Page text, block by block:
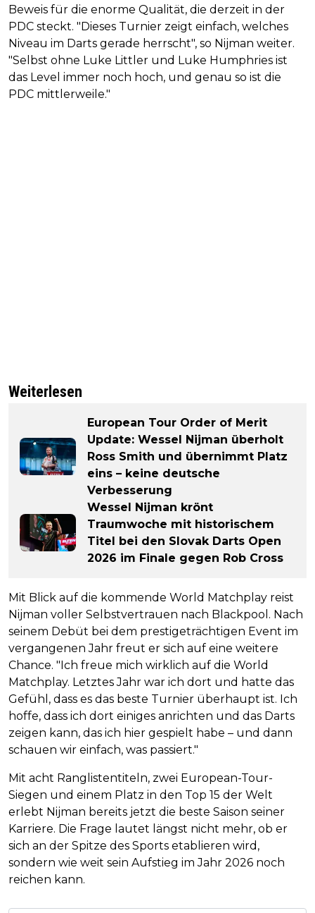
Beweis für die enorme Qualität, die derzeit in der
PDC steckt. "Dieses Turnier zeigt einfach, welches
Niveau im Darts gerade herrscht", so Nijman weiter.
"Selbst ohne Luke Littler und Luke Humphries ist
das Level immer noch hoch, und genau so ist die
PDC mittlerweile."
Weiterlesen
European Tour Order of Merit
Update: Wessel Nijman überholt
Ross Smith und übernimmt Platz
eins – keine deutsche
Verbesserung
Wessel Nijman krönt
Traumwoche mit historischem
Titel bei den Slovak Darts Open
2026 im Finale gegen Rob Cross
Mit Blick auf die kommende World Matchplay reist
Nijman voller Selbstvertrauen nach Blackpool. Nach
seinem Debüt bei dem prestigeträchtigen Event im
vergangenen Jahr freut er sich auf eine weitere
Chance. "Ich freue mich wirklich auf die World
Matchplay. Letztes Jahr war ich dort und hatte das
Gefühl, dass es das beste Turnier überhaupt ist. Ich
hoffe, dass ich dort einiges anrichten und das Darts
zeigen kann, das ich hier gespielt habe – und dann
schauen wir einfach, was passiert."
Mit acht Ranglistentiteln, zwei European-Tour-
Siegen und einem Platz in den Top 15 der Welt
erlebt Nijman bereits jetzt die beste Saison seiner
Karriere. Die Frage lautet längst nicht mehr, ob er
sich an der Spitze des Sports etablieren wird,
sondern wie weit sein Aufstieg im Jahr 2026 noch
reichen kann.